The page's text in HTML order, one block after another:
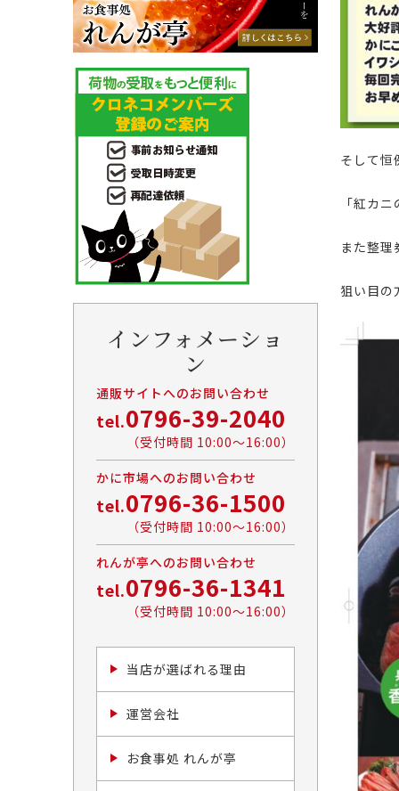
そして
「紅カ
また整
狙い目の
インフォメーショ
ン
通販サイトへのお問い合わせ
tel.0796-39-2040
（受付時間 10:00〜16:00）
かに市場へのお問い合わせ
tel.0796-36-1500
（受付時間 10:00〜16:00）
れんが亭へのお問い合わせ
tel.0796-36-1341
（受付時間 10:00〜16:00）
当店が選ばれる理由
運営会社
お食事処 れんが亭